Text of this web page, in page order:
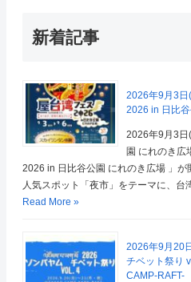
新着記事
2026年9月3日
2026 in 日比
2026年9月3日
園 にれのき広
2026 in 日比谷公園 にれのき広場 」が
人気スポット「夜市」をテーマに、
Read More »
2026年9月20
チベット祭り
CAMP-RAFT-